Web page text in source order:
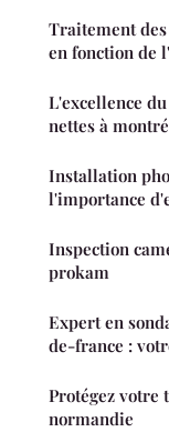
Traitement
en fonction de
L'excellence
nettes à
Installation
l'importance
Inspection
prokam
Expert en
de-france :
Protégez votre
normandie